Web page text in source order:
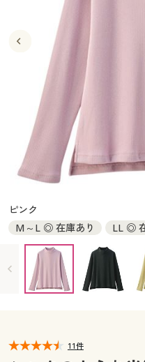
寝具・ベッド
カーテン・ラグ・ファブリッ
美容・健康・サプリメント
制服・スクールすべて
制服・学生服
ジュニア・ティーンズ下着
大きいサイズ
大きいサイズ通販すべて
大きいサイズ レディース服
大きいサイズ レディース下着
大きいサイズ メンズ
大きいサイズ 事務・制服
バーゲン
バーゲンセール
シークレットセール
詳細検索
商品カテゴリ一覧
カタログ
カタログ・チラシからの
デジタルカタログ
カタログ無料プレゼント
マイページ
カーテン・ラグ・ファブリッ
制服・学生服
ジュニア・ティーンズ下着
大きいサイズ通販すべて
大きいサイズ レディース服
大きいサイズ レディース下着
大きいサイズ メンズ
大きいサイズ 事務・制服
バーゲン
バーゲンセール
シークレットセール
詳細検索
商品カテゴリ一覧
カタログ
カタログ・チラシから
カタログ無料プレゼント
会員メニュー
閲覧履歴
ピンク
M～L ◎ 在庫あり
LL ◎
11件